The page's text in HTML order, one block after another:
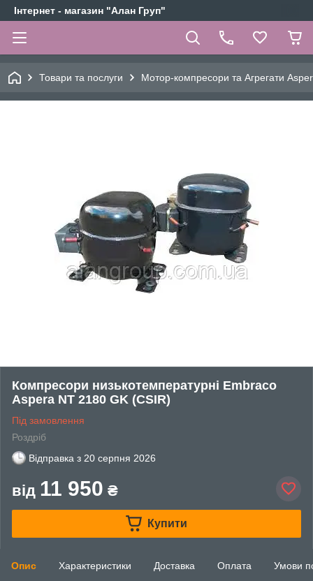
Інтернет - магазин "Алан Груп"
Товари та послуги Мотор-компресори та Агрегати
Компресори низькотемпературні Embraco
Aspera NT 2180 GK (CSIR)
Під замовлення
Роздріб
Відправка з 20 серпня 2026
від 11 950 ₴
Купити
Опис Характеристики Доставка Оплата Умови